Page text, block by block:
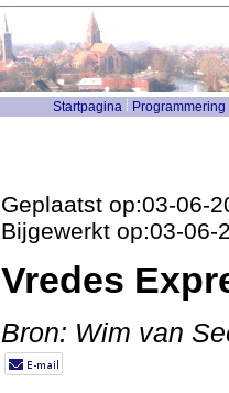
Startpagina Programmering
Geplaatst op:03-06-
Bijgewerkt op:03-06-
Vredes
Bron: Wim van